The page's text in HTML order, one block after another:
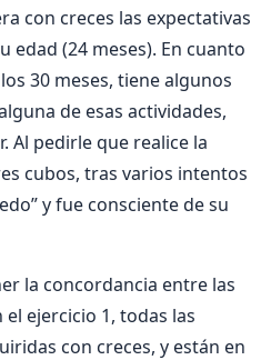
con creces las expectativas
edad (24 meses). En cuanto
30 meses, tiene algunos
de esas actividades,
Al pedirle que realice la
cubos, tras varios intentos
y fue consciente de su
la concordancia entre las
ejercicio 1, todas las
con creces, y están en